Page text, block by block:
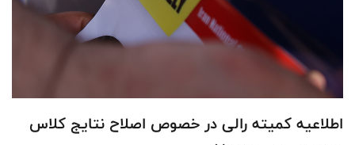
اطلاعیه کمیته رالی در خصوص اصلاح نتایج کلاس